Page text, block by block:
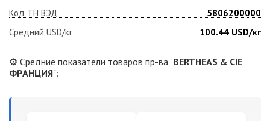
Код ТН ВЭД
5806200000
Средний USD/кг
100.44USD/кг
⚙️ Средние показатели товаров пр-ва "BERTHEAS & CIE
ФРАНЦИЯ":